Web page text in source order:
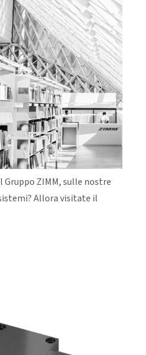
Gruppo ZIMM, sulle nostre
Allora visitate il